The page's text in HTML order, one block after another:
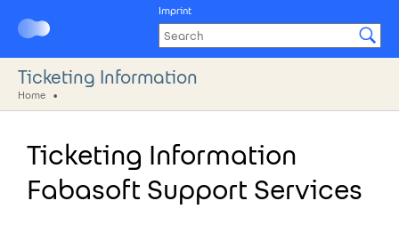
Imprint
Ticketing Information
Home
Ticketing Information
Fabasoft Support Services